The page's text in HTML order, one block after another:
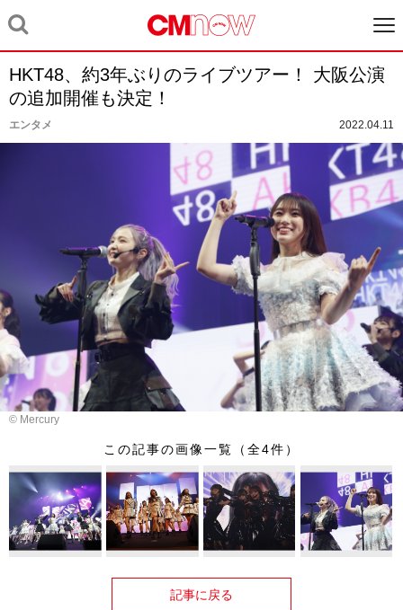
HKT48、約3年ぶりのライブツアー！ 大阪公演
の追加開催も決定！
エンタメ 2022.04.11
©︎ Mercury
この記事の画像一覧（全4件）
記事に戻る